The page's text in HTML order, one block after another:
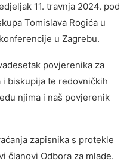
11. travnja 2024. pod
Tomislava Rogića u
u Zagrebu.
povjerenika za
biskupija te redovničkih
njima i naš povjerenik
zapisnika s protekle
članovi Odbora za mlade.